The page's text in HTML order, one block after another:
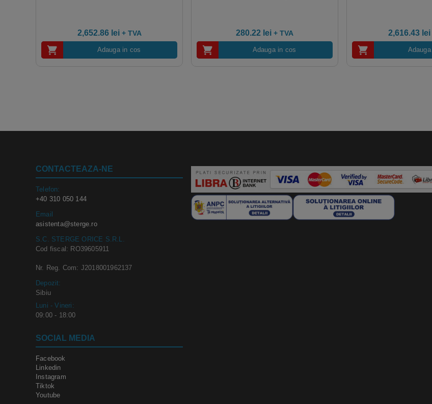
2,652.86 lei + TVA
Adauga in cos
280.22 lei + TVA
Adauga in cos
2,616.43 lei
CONTACTEAZA-NE
Telefon:
+40 310 050 144
Email
asistenta@sterge.ro
S.C. STERGE ORICE S.R.L.
Cod fiscal: RO39605911
Nr. Reg. Com: J2018001962137
Depozit:
Sibiu
Luni - Vineri:
09:00 - 18:00
SOCIAL MEDIA
Facebook
Linkedin
Instagram
Tiktok
Youtube